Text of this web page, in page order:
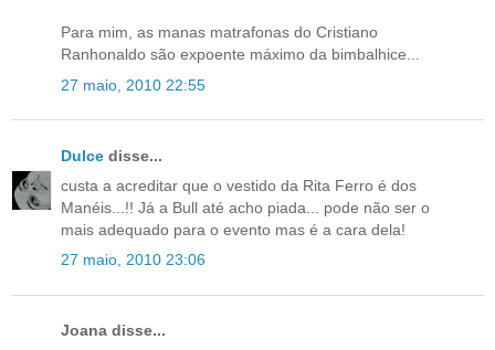
Para mim, as manas matrafonas do Cristiano
Ranhonaldo são expoente máximo da bimbalhice...
27 maio, 2010 22:55
Dulce disse...
custa a acreditar que o vestido da Rita Ferro é dos
Manéis...!! Já a Bull até acho piada... pode não ser o
mais adequado para o evento mas é a cara dela!
27 maio, 2010 23:06
Joana disse...